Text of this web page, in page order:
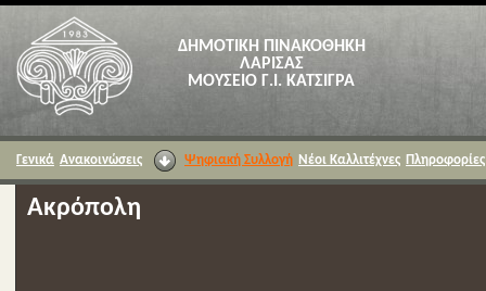
ΔΗΜΟΤΙΚΗ ΠΙΝΑΚΟΘΗΚΗ
ΛΑΡΙΣΑΣ
ΜΟΥΣΕΙΟ Γ.Ι. ΚΑΤΣΙΓΡΑ
Γενικά Ανακοινώσεις Ψηφιακή Συλλογή Νέοι Καλλιτέχνες Πληροφορίες
Ακρόπολη